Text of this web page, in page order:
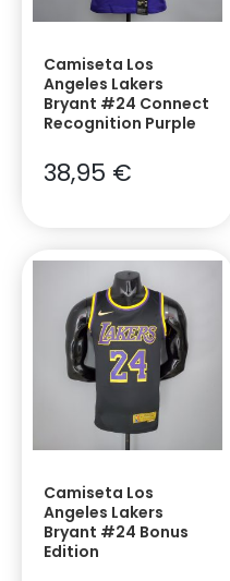
Camiseta Los
Angeles Lakers
Bryant #24 Connect
Recognition Purple
38,95 €
Camiseta Los
Angeles Lakers
Bryant #24 Bonus
Edition